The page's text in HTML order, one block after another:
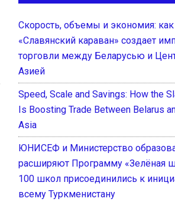
Скорость, объемы и экономия: как
«Славянский караван» создает
торговли между Беларусью и
Азией
Speed, Scale and Savings: How the
Is Boosting Trade Between Belarus
Asia
ЮНИСЕФ и Министерство
расширяют Программу «Зелёная
100 школ присоединились к
всему Туркменистану